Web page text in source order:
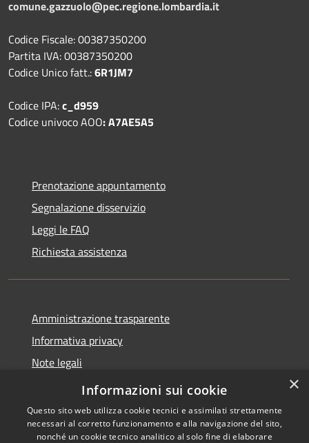
comune.gazzuolo@pec.regione.lombardia.it
Codice Fiscale: 00387350200
Partita IVA: 00387350200
Codice Unico fatt.:6R1JM7
Codice IPA:c_d959
Codice univoco AOO: A7AE5A5
Prenotazione appuntamento
Segnalazione disservizio
Leggi le FAQ
Richiesta assistenza
Amministrazione trasparente
Informativa privacy
Note legali
Dichiarazione di accessibilità
×
Informazioni sui cookie
Questo sito web utilizza cookie tecnici e assimilati strettamente
necessari al corretto funzionamento e alla navigazione del sito,
nonché un cookie tecnico analitico al solo fine di elaborare